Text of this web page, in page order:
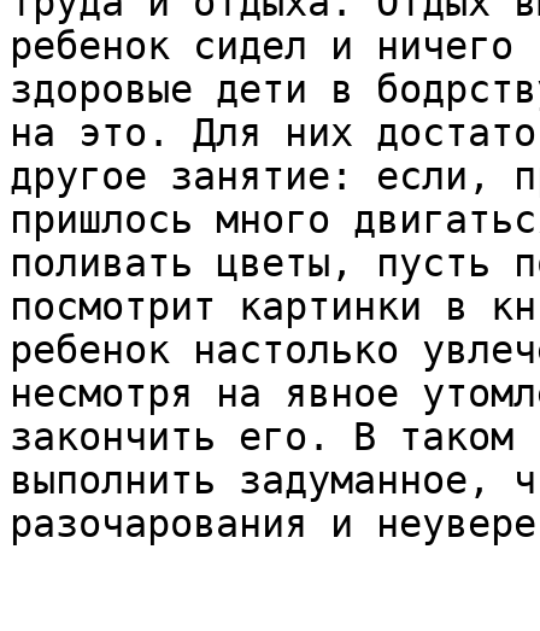
ребенок сидел и
здоровые дети в
на это. Для них
другое занятие: если,
пришлось много
поливать цветы, пусть
посмотрит картинки в
ребенок настолько
несмотря на явное
закончить его. В таком
выполнить задуманное,
разочарования и